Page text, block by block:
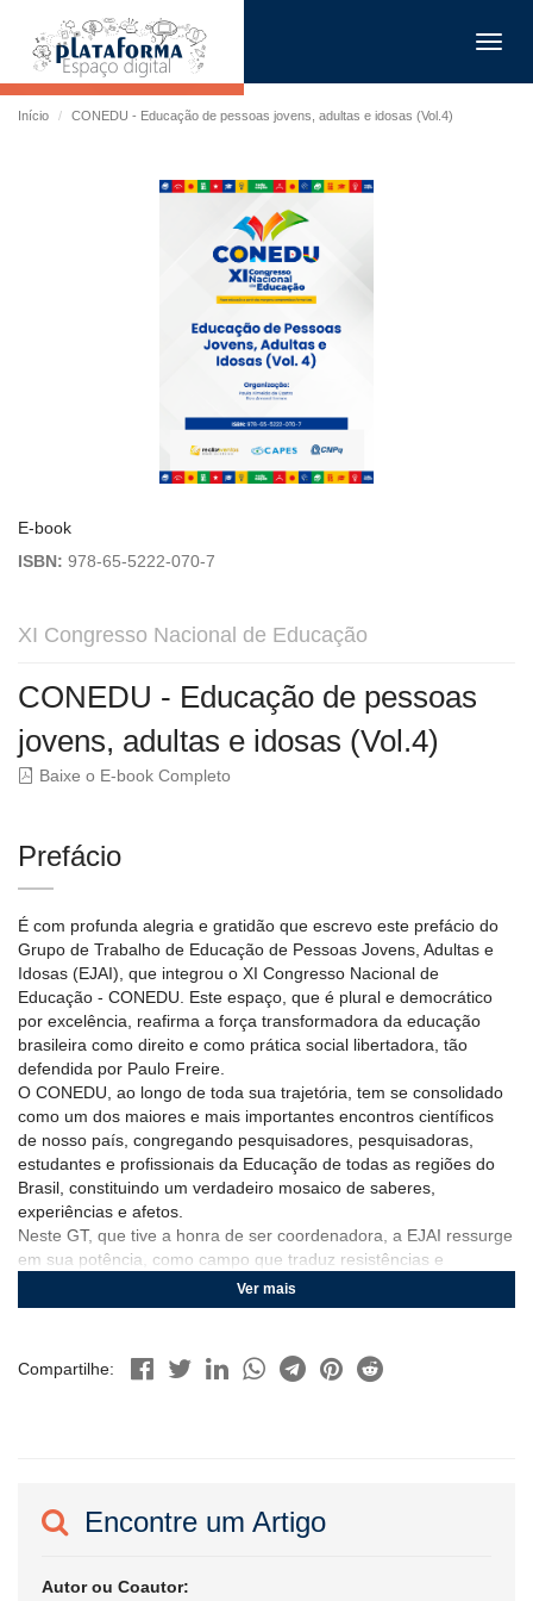
Início CONEDU - Educação de pessoas jovens, adultas e idosas (Vol.4)
E-book
ISBN: 978-65-5222-070-7
XI Congresso Nacional de Educação
CONEDU - Educação de pessoas
jovens, adultas e idosas (Vol.4)
Baixe o E-book Completo
Prefácio
É com profunda alegria e gratidão que escrevo este prefácio do
Grupo de Trabalho de Educação de Pessoas Jovens, Adultas e
Idosas (EJAI), que integrou o XI Congresso Nacional de
Educação - CONEDU. Este espaço, que é plural e democrático
por excelência, reafirma a força transformadora da educação
brasileira como direito e como prática social libertadora, tão
defendida por Paulo Freire.
O CONEDU, ao longo de toda sua trajetória, tem se consolidado
como um dos maiores e mais importantes encontros científicos
de nosso país, congregando pesquisadores, pesquisadoras,
estudantes e profissionais da Educação de todas as regiões do
Brasil, constituindo um verdadeiro mosaico de saberes,
experiências e afetos.
Neste GT, que tive a honra de ser coordenadora, a EJAI ressurge
em sua potência, como campo que traduz resistências e
esperanças, que denuncia desigualdades e anuncia caminhos de
emancipação. Os trabalhos aqui reunidos expressam o
um processo que se estende por toda a vida. Cada pesquisa,
cada relato, cada reflexão aqui compartilhada é testemunho da
pela amorosidade e pela convicção de que a educação de
Jovens, Adultos e Idosos é uma dimensão essencial da justiça
diversidade do Brasil e a vitalidade da EJAI em contextos
Ver mais
Compartilhe:
Encontre um Artigo
Autor ou Coautor: